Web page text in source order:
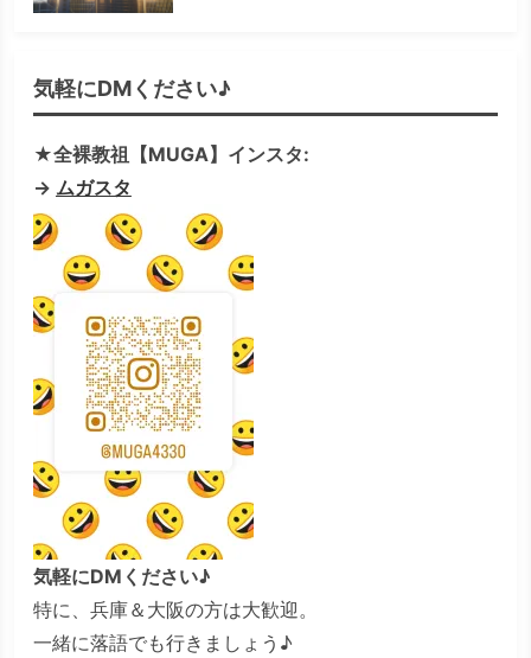
気軽にDMください♪
★全裸教祖【MUGA】インスタ:
→ ムガスタ
気軽にDMください♪
特に、兵庫＆大阪の方は大歓迎。
一緒に落語でも行きましょう♪